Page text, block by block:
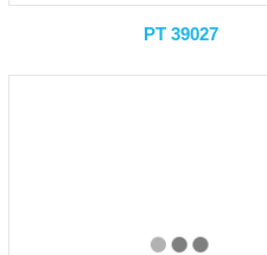
PT 39027